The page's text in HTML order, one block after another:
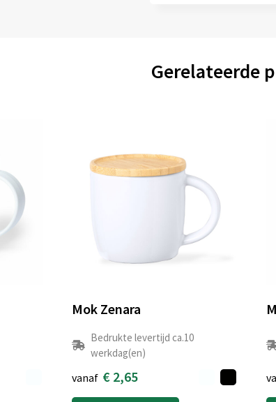
Gerelateerde
Mok Zenara
Bedrukte levertijd ca.10
werkdag(en)
vanaf € 2,65